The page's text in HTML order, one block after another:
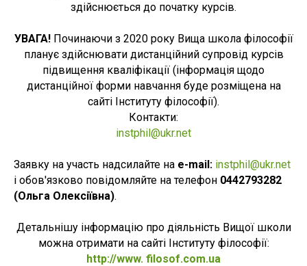
здійснюється до початку курсів.
УВАГА!Починаючи з 2020 року Вища школа філософії
планує здійснювати дистанційний супровід курсів
підвищення кваліфікації (інформація щодо
дистанційної форми навчання буде розміщена на
сайті Інституту філософії).
Контакти:
instphil@ukr.net
Заявку на участь надсилайте на e-mail: instphil@ukr.net
і обов'язково повідомляйте на телефон 0442793282
(Ольга Олексіївна).
Детальнішу інформацію про діяльність Вищої школи
можна отримати на сайті Інституту філософії:
http://www. filosof.com.ua